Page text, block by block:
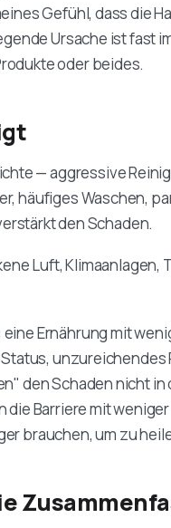
Gefühl, dass die
Ursache ist fast
oder beides.
— aggressive
häufiges Waschen,
den Schaden.
Luft, Klimaanlagen,
Ernährung mit
den Schaden nicht
Barriere mit
brauchen, um zu